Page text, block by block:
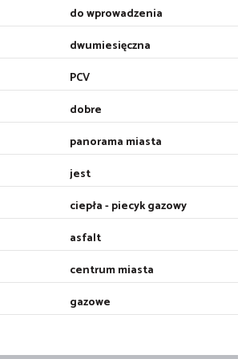
do wprowadzenia
dwumiesięczna
PCV
dobre
panorama miasta
jest
ciepła - piecyk gazowy
asfalt
centrum miasta
gazowe